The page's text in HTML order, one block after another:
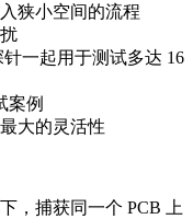
狭小空间的流程
一起用于测试多达 16
案例
大的灵活性
，捕获同一个 PCB 上